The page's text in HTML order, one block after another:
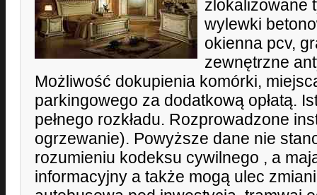
zlokalizowane
wylewki
okienna pcv,
zewnętrzne
Możliwość dokupienia komórki,
parkingowego za dodatkową opłatą.
pełnego rozkładu. Rozprowadzone
ogrzewanie). Powyższe dane nie
rozumieniu kodeksu cywilnego , a
informacyjny a także mogą ulec